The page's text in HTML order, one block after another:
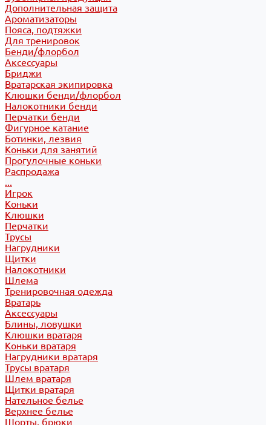
Дополнительная защита
Ароматизаторы
Пояса, подтяжки
Для тренировок
Бенди/флорбол
Аксессуары
Бриджи
Вратарская экипировка
Клюшки бенди/флорбол
Налокотники бенди
Перчатки бенди
Фигурное катание
Ботинки, лезвия
Коньки для занятий
Прогулочные коньки
Распродажа
...
Игрок
Коньки
Клюшки
Перчатки
Трусы
Нагрудники
Щитки
Налокотники
Шлема
Тренировочная одежда
Вратарь
Аксессуары
Блины, ловушки
Клюшки вратаря
Коньки вратаря
Нагрудники вратаря
Трусы вратаря
Шлем вратаря
Щитки вратаря
Нательное белье
Верхнее белье
Шорты, брюки